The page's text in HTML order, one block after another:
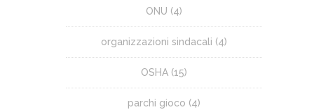
ONU (4)
organizzazioni sindacali (4)
OSHA (15)
parchi gioco (4)